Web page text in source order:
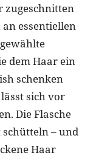
zugeschnitten
an essentiellen
dem Haar ein
schenken
sich vor
Die Flasche
– und
Haar